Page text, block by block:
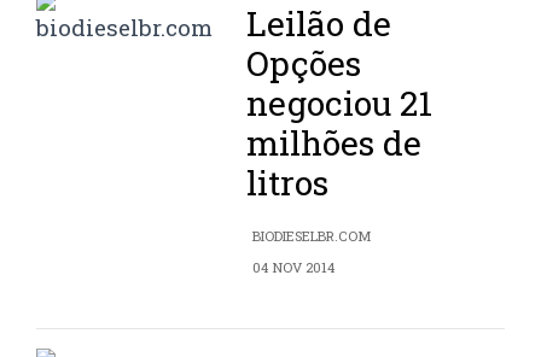
Leilão de
Opções
negociou 21
milhões de
litros
BIODIESELBR.COM
04 NOV 2014